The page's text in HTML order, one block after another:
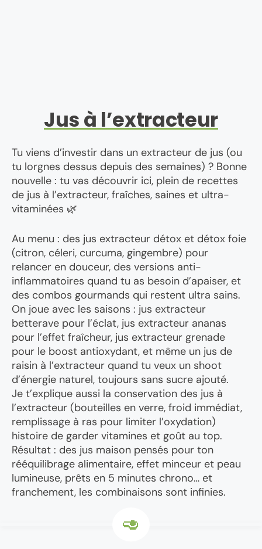
Jus à l’extracteur
Tu viens d’investir dans un extracteur de jus (ou
tu lorgnes dessus depuis des semaines) ? Bonne
nouvelle : tu vas découvrir ici, plein de recettes
de jus à l’extracteur, fraîches, saines et ultra-
vitaminées 🌿
Au menu : des jus extracteur détox et détox foie
(citron, céleri, curcuma, gingembre) pour
relancer en douceur, des versions anti-
inflammatoires quand tu as besoin d’apaiser, et
des combos gourmands qui restent ultra sains.
On joue avec les saisons : jus extracteur
betterave pour l’éclat, jus extracteur ananas
pour l’effet fraîcheur, jus extracteur grenade
pour le boost antioxydant, et même un jus de
raisin à l’extracteur quand tu veux un shoot
d’énergie naturel, toujours sans sucre ajouté.
Je t’explique aussi la conservation des jus à
l’extracteur (bouteilles en verre, froid immédiat,
remplissage à ras pour limiter l’oxydation)
histoire de garder vitamines et goût au top.
Résultat : des jus maison pensés pour ton
rééquilibrage alimentaire, effet minceur et peau
lumineuse, prêts en 5 minutes chrono… et
franchement, les combinaisons sont infinies.